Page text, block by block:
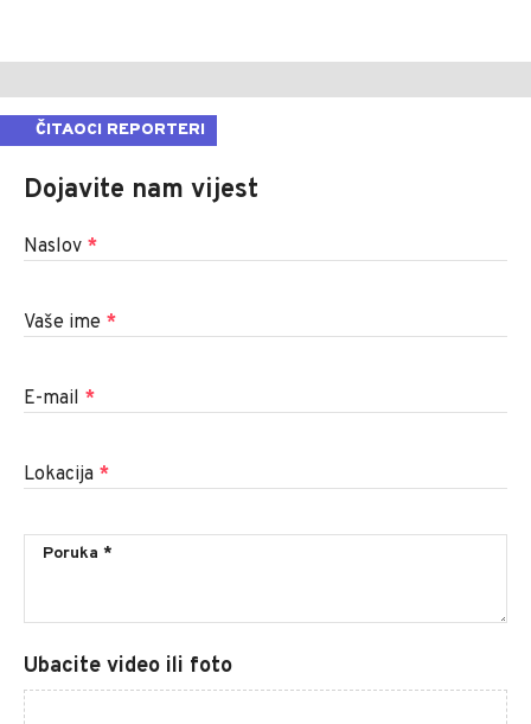
ČITAOCI REPORTERI
Dojavite nam vijest
Naslov *
Vaše ime *
E-mail *
Lokacija *
Ubacite video ili foto